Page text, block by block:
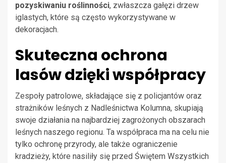
pozyskiwaniu roślinności, zwłaszcza gałęzi drzew
iglastych, które są często wykorzystywane w
dekoracjach.
Skuteczna ochrona
lasów dzięki współpracy
Zespoły patrolowe, składające się z policjantów oraz
strażników leśnych z Nadleśnictwa Kolumna, skupiają
swoje działania na najbardziej zagrożonych obszarach
leśnych naszego regionu. Ta współpraca ma na celu nie
tylko ochronę przyrody, ale także ograniczenie
kradzieży, które nasiliły się przed Świętem Wszystkich